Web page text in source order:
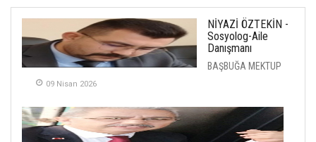
NİYAZİ ÖZTEKİN -
Sosyolog-Aile
Danışmanı
BAŞBUĞA MEKTUP
09 Nisan 2026